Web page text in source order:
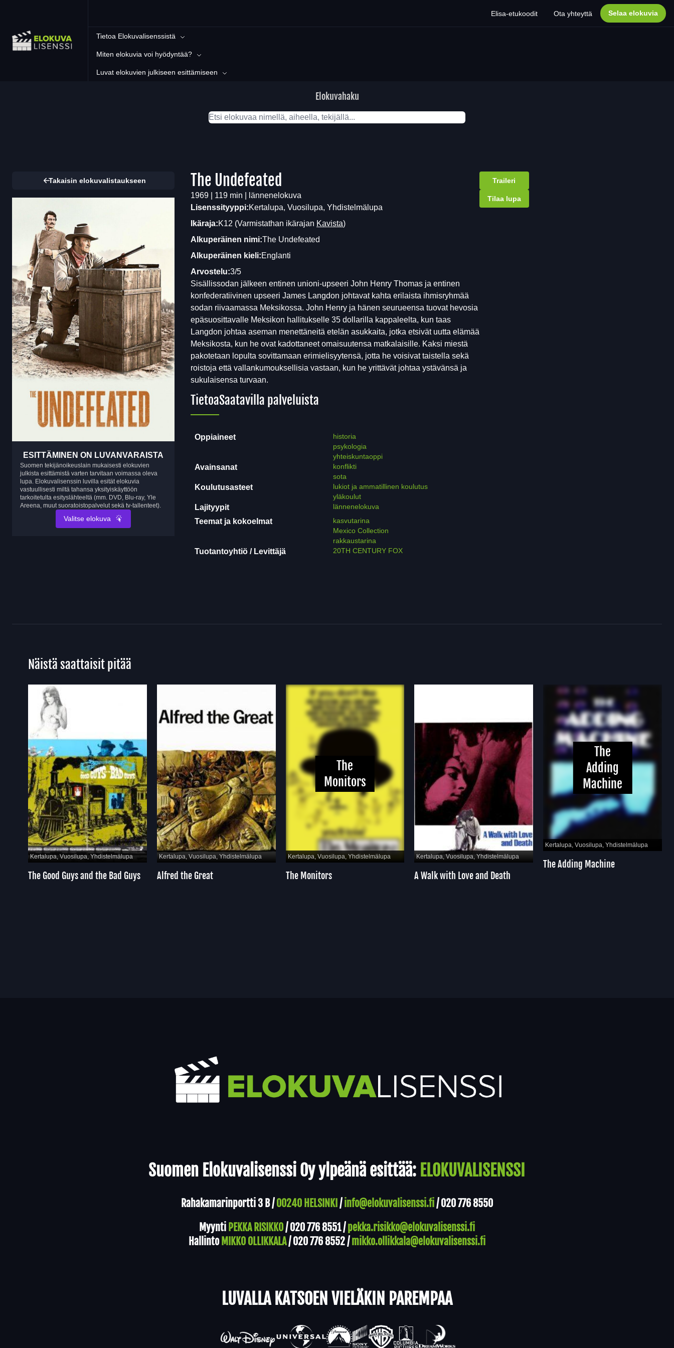
Elisa-etukoodit Ota yhteyttä Selaa elokuvia
Tietoa Elokuvalisenssistä
Miten elokuvia voi hyödyntää?
Luvat elokuvien julkiseen esittämiseen
Elokuvahaku
Takaisin elokuvalistaukseen
ESITTÄMINEN ON LUVANVARAISTA
Suomen tekijänoikeuslain mukaisesti elokuvien
julkista esittämistä varten tarvitaan voimassa oleva
lupa. Elokuvalisenssin luvilla esität elokuvia
vastuullisesti miltä tahansa yksityiskäyttöön
tarkoitetulta esityslähteeltä (mm. DVD, Blu-ray, Yle
Areena, muut suoratoistopalvelut sekä tv-tallenteet).
Valitse elokuva
Traileri
Tilaa lupa
The Undefeated
1969 | 119 min | lännenelokuva
Lisenssityyppi:Kertalupa, Vuosilupa, Yhdistelmälupa
Ikäraja:K12 (Varmistathan ikärajan Kavista)
Alkuperäinen nimi:The Undefeated
Alkuperäinen kieli:Englanti
Arvostelu:3/5
Sisällissodan jälkeen entinen unioni-upseeri John Henry Thomas ja entinen
konfederatiivinen upseeri James Langdon johtavat kahta erilaista ihmisryhmää
sodan riivaamassa Meksikossa. John Henry ja hänen seurueensa tuovat hevosia
epäsuosittavalle Meksikon hallitukselle 35 dollarilla kappaleelta, kun taas
Langdon johtaa aseman menettäneitä etelän asukkaita, jotka etsivät uutta elämää
Meksikosta, kun he ovat kadottaneet omaisuutensa matkalaisille. Kaksi miestä
pakotetaan lopulta sovittamaan erimielisyytensä, jotta he voisivat taistella sekä
roistoja että vallankumouksellisia vastaan, kun he yrittävät johtaa ystävänsä ja
sukulaisensa turvaan.
TietoaSaatavilla palveluista
Oppiaineet
historia
psykologia
yhteiskuntaoppi
Avainsanat
konflikti
sota
Koulutusasteet
lukiot ja ammatillinen koulutus
yläkoulut
Lajityypit lännenelokuva
Teemat ja kokoelmat
kasvutarina
Mexico Collection
rakkaustarina
Tuotantoyhtiö / Levittäjä 20TH CENTURY FOX
Näistä saattaisit pitää
Kertalupa, Vuosilupa, Yhdistelmälupa
The Good Guys and the Bad Guys
Kertalupa, Vuosilupa, Yhdistelmälupa
Alfred the Great
The
Monitors
Kertalupa, Vuosilupa, Yhdistelmälupa
The Monitors
Kertalupa, Vuosilupa, Yhdistelmälupa
A Walk with Love and Death
The
Adding
Machine
Kertalupa, Vuosilupa, Yhdistelmälupa
The Adding Machine
Suomen Elokuvalisenssi Oy ylpeänä esittää: ELOKUVALISENSSI
Rahakamarinportti 3 B /00240 HELSINKI /info@elokuvalisenssi.fi/020 776 8550
Myynti PEKKA RISIKKO/020 776 8551/pekka.risikko@elokuvalisenssi.fi
Hallinto MIKKO OLLIKKALA/020 776 8552/mikko.ollikkala@elokuvalisenssi.fi
LUVALLA KATSOEN VIELÄKIN PAREMPAA